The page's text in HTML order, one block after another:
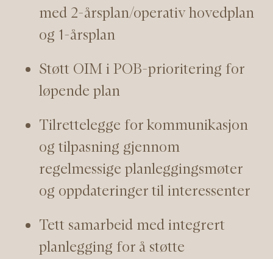
med 2-årsplan/operativ hovedplan
og 1-årsplan
Støtt OIM i POB-prioritering for
løpende plan
Tilrettelegge for kommunikasjon
og tilpasning gjennom
regelmessige planleggingsmøter
og oppdateringer til interessenter
Tett samarbeid med integrert
planlegging for å støtte